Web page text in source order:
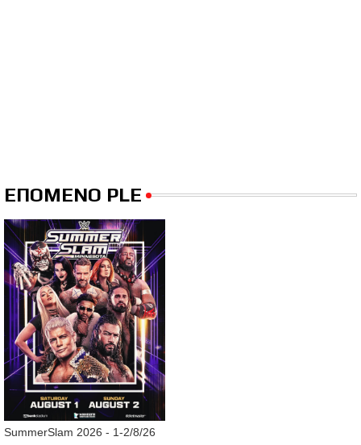
ΕΠΟΜΕΝΟ PLE
SummerSlam 2026 - 1-2/8/26